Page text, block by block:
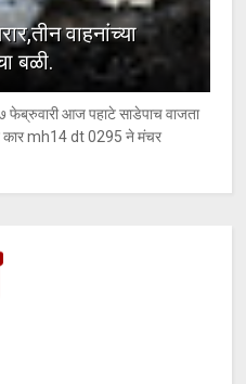
वाहनांच्या
बळी.
फेब्रुवारी आज पहाटे साडेपाच वाजता
कार mh14 dt 0295 ने मंचर